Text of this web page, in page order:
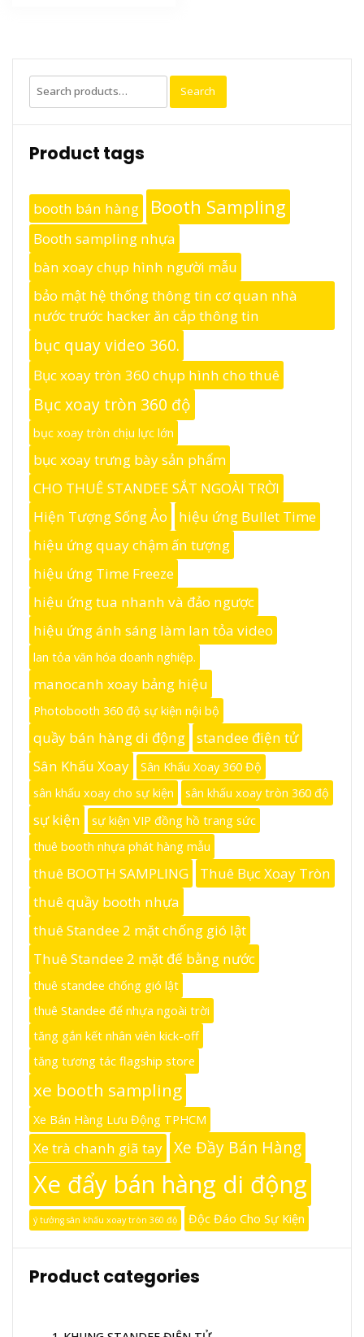
Search
for:
Search
Product tags
booth bán hàng Booth Sampling
Booth sampling nhựa
bàn xoay chụp hình người mẫu
bảo mật hệ thống thông tin cơ quan nhà
nước trước hacker ăn cắp thông tin
bục quay video 360.
Bục xoay tròn 360 chụp hình cho thuê
Bục xoay tròn 360 độ
bục xoay tròn chịu lực lớn
bục xoay trưng bày sản phẩm
CHO THUÊ STANDEE SẮT NGOÀI TRỜI
Hiện Tượng Sống Ảo
hiệu ứng Bullet Time
hiệu ứng quay chậm ấn tượng
hiệu ứng Time Freeze
hiệu ứng tua nhanh và đảo ngược
hiệu ứng ánh sáng làm lan tỏa video
lan tỏa văn hóa doanh nghiệp.
manocanh xoay bảng hiệu
Photobooth 360 độ sự kiện nội bộ
quầy bán hàng di động
standee điện tử
Sân Khấu Xoay
Sân Khấu Xoay 360 Độ
sân khấu xoay cho sự kiện
sân khấu xoay tròn 360 độ
sự kiện
sự kiện VIP đồng hồ trang sức
thuê booth nhựa phát hàng mẫu
thuê BOOTH SAMPLING
Thuê Bục Xoay Tròn
thuê quầy booth nhựa
thuê Standee 2 mặt chống gió lật
Thuê Standee 2 mặt đế bằng nước
thuê standee chống gió lật
thuê Standee đế nhựa ngoài trời
tăng gắn kết nhân viên kick-off
tăng tương tác flagship store
xe booth sampling
Xe Bán Hàng Lưu Động TPHCM
Xe trà chanh giã tay Xe Đầy Bán Hàng
Xe đẩy bán hàng di động
ý tưởng sân khấu xoay tròn 360 độ Độc Đáo Cho Sự Kiện
Product categories